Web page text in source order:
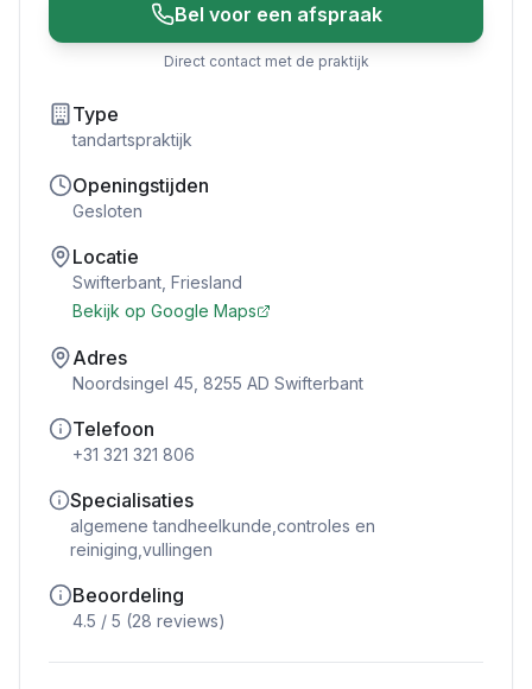
Bel voor een afspraak
Direct contact met de praktijk
Type
tandartspraktijk
Openingstijden
Gesloten
Locatie
Swifterbant Friesland
Bekijk op Google Maps
Adres
Noordsingel 45, 8255 AD Swifterbant
Telefoon
+31 321 321 806
Specialisaties
algemene tandheelkunde,controles en
reiniging,vullingen
Beoordeling
4.5 / 5 (28 reviews)